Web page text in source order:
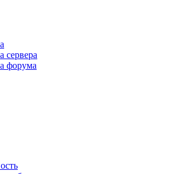
сервера
форума